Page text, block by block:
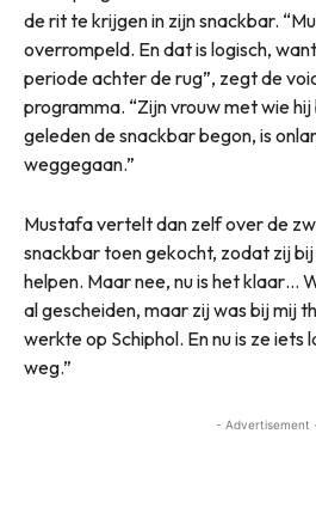
de rit te krijgen in zijn snackbar.
overrompeld. En dat is logisch,
periode achter de rug”, zegt de
programma. “Zijn vrouw met wie
geleden de snackbar begon, is
weggegaan.”
Mustafa vertelt dan zelf over de
snackbar toen gekocht, zodat zij
helpen. Maar nee, nu is het klaar…
al gescheiden, maar zij was bij mij
werkte op Schiphol. En nu is ze iets
weg.”
- Advertisement